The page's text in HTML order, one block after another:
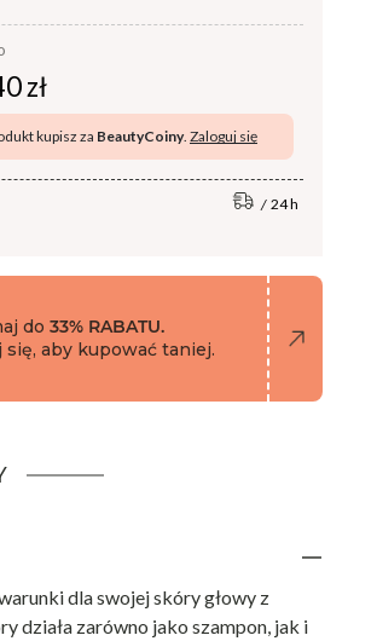
zł
kupisz za BeautyCoiny. Zaloguj się
24 h
do 33% RABATU.
się, aby kupować taniej.
dla swojej skóry głowy z
działa zarówno jako szampon, jak i